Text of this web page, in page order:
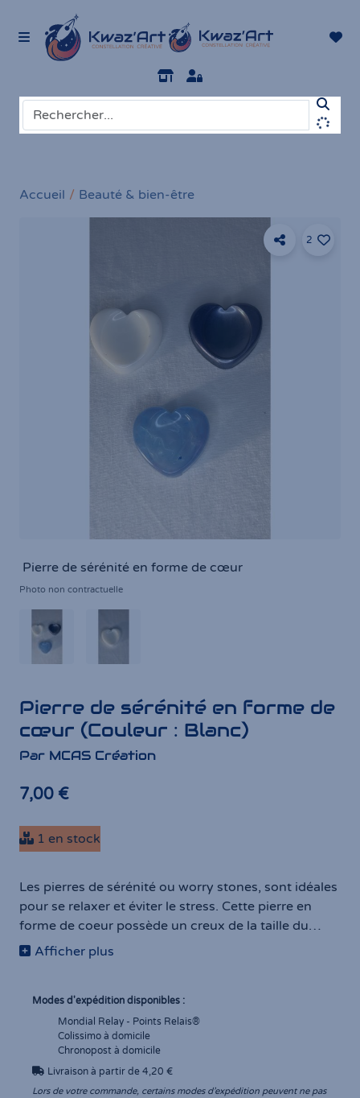
Accueil Beauté & bien-être
2
Pierre de sérénité en forme de cœur
Photo non contractuelle
Pierre de sérénité en forme de
cœur (Couleur : Blanc)
Par MCAS Création
7,00 €
1 en stock
Les pierres de sérénité ou worry stones, sont idéales
pour se relaxer et éviter le stress. Cette pierre en
forme de coeur possède un creux de la taille du
pouce. Pour profiter de ses bienfaits apaisants, il
la pierre. Un geste simple et intuitif pour un bien être
instantané.
Afficher plus
Modes d'expédition disponibles :
Mondial Relay - Points Relais®
Colissimo à domicile
Chronopost à domicile
Livraison à partir de 4,20 €
Lors de votre commande, certains modes d’expédition peuvent ne pas